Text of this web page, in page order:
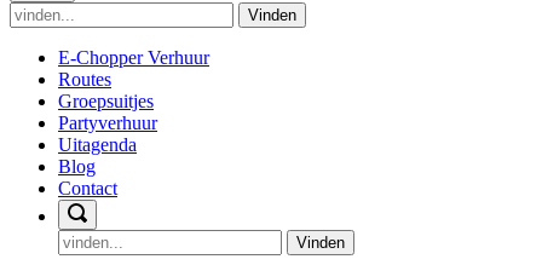
Vinden
E-Chopper Verhuur
Routes
Groepsuitjes
Partyverhuur
Uitagenda
Blog
Contact
Vinden